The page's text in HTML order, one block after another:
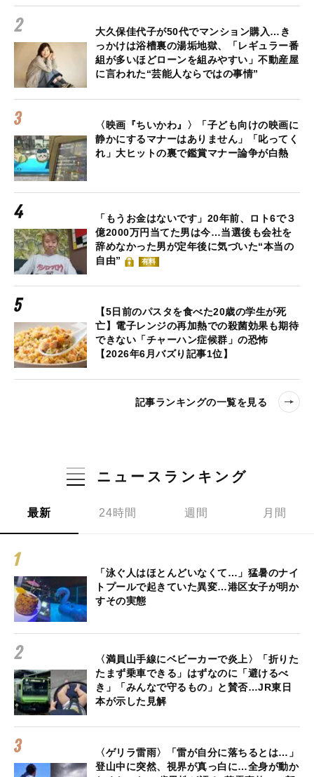
大久保佳代子が50代でマンション購入…き
っかけは浴槽裏の湯垢地獄、「レギュラー番
組が多いほどローンを組みやすい」不動産屋
に言われた“芸能人ならではの事情”
〈映画『ちいかわ』〉「子ども向けの映画に
静かにするマナーはありません」「叱ってく
れ」大ヒットの裏で鑑賞マナー論争が白熱
「もうお金はないです」20年前、ロト6で３
億2000万円当てた男は今…当選後も会社を
辞めなかった男が定年後に気づいた“本当の
自由”
有料
【5日前のパスタを食べた20歳の学生が死
亡】電子レンジの再加熱での殺菌効果も期待
できない「チャーハン症候群」の恐怖
【2026年6月バズり記事1位】
記事ランキングの一覧を見る
ニュースランキング
最新 24時間 週間 月間
「泳ぐ人はほとんどいなくて…」猛暑のナイ
トプールで起きていた異変…港区女子が明か
すその実態
〈満員山手線にベビーカーで炎上〉「折りた
たまず乗車できる」はずなのに「避けるべ
き」「みんなで守るもの」と賛否…JR東日
本が示した見解
〈ゲリラ雷雨〉「雷が自分に落ちるとは…」
登山中に突然、視界が真っ白に…全身が動か